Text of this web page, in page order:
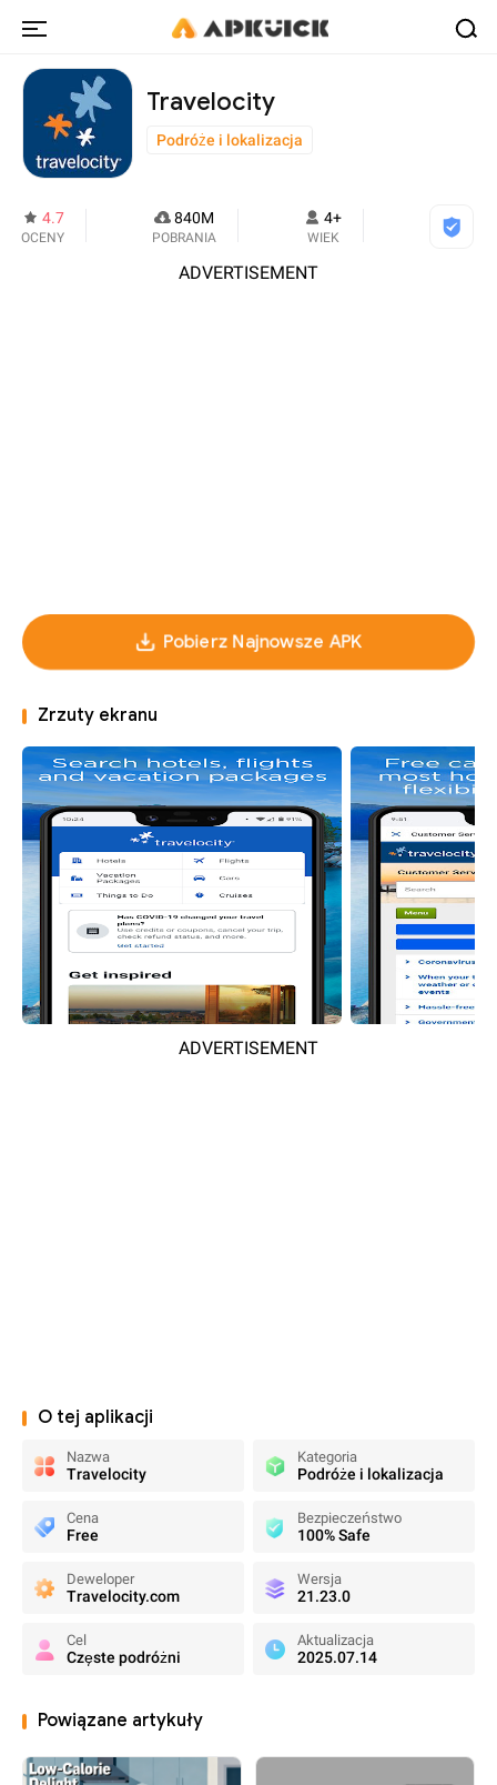
Travelocity
Podróże i lokalizacja
4.7
OCENY
840M
POBRANIA
4+
WIEK
ADVERTISEMENT
Pobierz Najnowsze APK
Zrzuty ekranu
ADVERTISEMENT
O tej aplikacji
Nazwa
Travelocity
Kategoria
Podróże i lokalizacja
Cena
Free
Bezpieczeństwo
100% Safe
Deweloper
Travelocity.com
Wersja
21.23.0
Cel
Częste podróżni
Aktualizacja
2025.07.14
Powiązane artykuły